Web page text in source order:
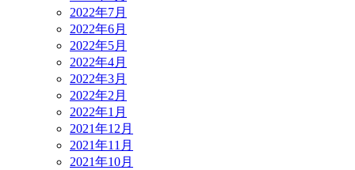
2022年7月
2022年6月
2022年5月
2022年4月
2022年3月
2022年2月
2022年1月
2021年12月
2021年11月
2021年10月